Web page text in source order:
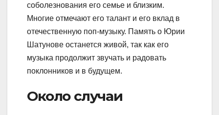
соболезнования его семье и близким.
Многие отмечают его талант и его вклад в
отечественную поп-музыку. Память о Юрии
Шатунове останется живой, так как его
музыка продолжит звучать и радовать
поклонников и в будущем.
Около случаи